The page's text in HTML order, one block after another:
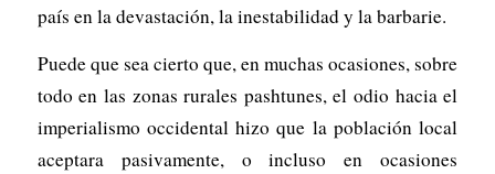
país en la devastación, la inestabilidad y la barbarie.
Puede que sea cierto que, en muchas ocasiones, sobre
todo en las zonas rurales pashtunes, el odio hacia el
imperialismo occidental hizo que la población local
aceptara pasivamente, o incluso en ocasiones